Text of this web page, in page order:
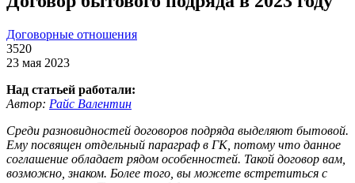
Договорные отношения
3520
23 мая 2023
Над статьей работали:
Автор: Райс Валентин
Среди разновидностей договоров подряда выделяют бытовой.
Ему посвящен отдельный параграф в ГК, потому что данное
соглашение обладает рядом особенностей. Такой договор вам,
возможно, знаком. Более того, вы можете встретиться с